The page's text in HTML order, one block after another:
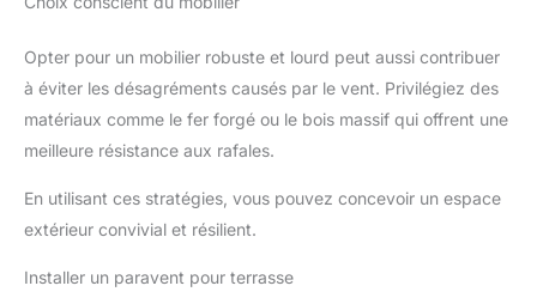
Opter pour un mobilier robuste et lourd peut aussi contribuer
à éviter les désagréments causés par le vent. Privilégiez des
matériaux comme le fer forgé ou le bois massif qui offrent une
meilleure résistance aux rafales.
En utilisant ces stratégies, vous pouvez concevoir un espace
extérieur convivial et résilient.
Installer un paravent pour terrasse